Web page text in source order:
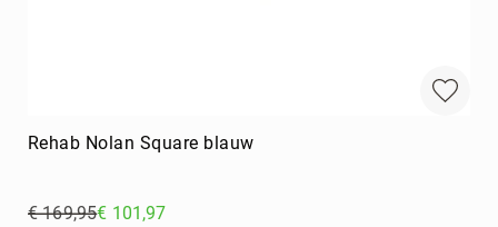
Rehab Nolan Square blauw
€ 169,95€ 101,97